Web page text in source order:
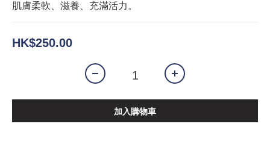
肌膚柔軟、滋養、充滿活力。
HK$250.00
加入購物車